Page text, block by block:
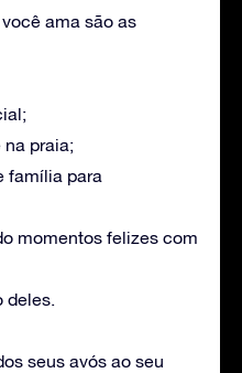
ama são as
na praia;
família para
momentos felizes com
deles.
seus avós ao seu